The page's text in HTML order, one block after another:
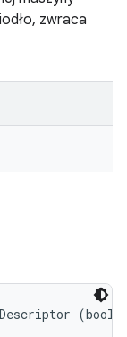
zwraca